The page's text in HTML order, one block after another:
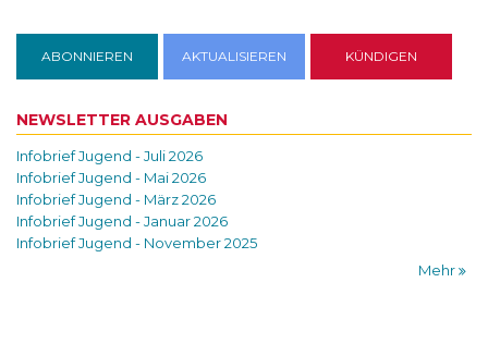
NEWSLETTER AUSGABEN
Infobrief Jugend - Juli 2026
Infobrief Jugend - Mai 2026
Infobrief Jugend - März 2026
Infobrief Jugend - Januar 2026
Infobrief Jugend - November 2025
Mehr